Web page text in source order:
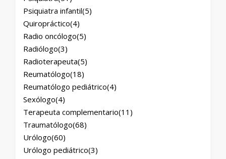
Psiquiatra infantil(5)
Quiropráctico(4)
Radio oncólogo(5)
Radiólogo(3)
Radioterapeuta(5)
Reumatólogo(18)
Reumatólogo pediátrico(4)
Sexólogo(4)
Terapeuta complementario(11)
Traumatólogo(68)
Urólogo(60)
Urólogo pediátrico(3)